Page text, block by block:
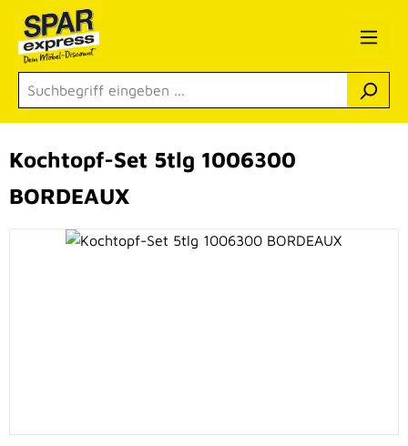
Zum Hauptinhalt springen
Bildergalerie überspringen
Kochtopf-Set 5tlg 1006300
BORDEAUX